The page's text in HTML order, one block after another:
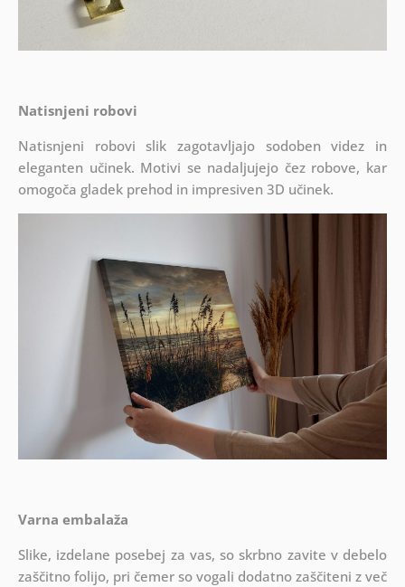
Natisnjeni robovi
Natisnjeni robovi slik zagotavljajo sodoben videz in
eleganten učinek. Motivi se nadaljujejo čez robove, kar
omogoča gladek prehod in impresiven 3D učinek.
Varna embalaža
Slike, izdelane posebej za vas, so skrbno zavite v debelo
zaščitno folijo, pri čemer so vogali dodatno zaščiteni z več